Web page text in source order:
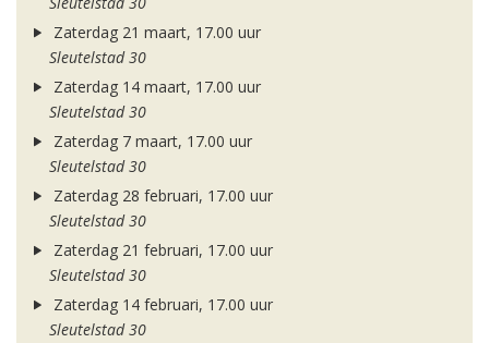
Zaterdag 21 maart, 17.00 uur
Sleutelstad 30
Zaterdag 14 maart, 17.00 uur
Sleutelstad 30
Zaterdag 7 maart, 17.00 uur
Sleutelstad 30
Zaterdag 28 februari, 17.00 uur
Sleutelstad 30
Zaterdag 21 februari, 17.00 uur
Sleutelstad 30
Zaterdag 14 februari, 17.00 uur
Sleutelstad 30